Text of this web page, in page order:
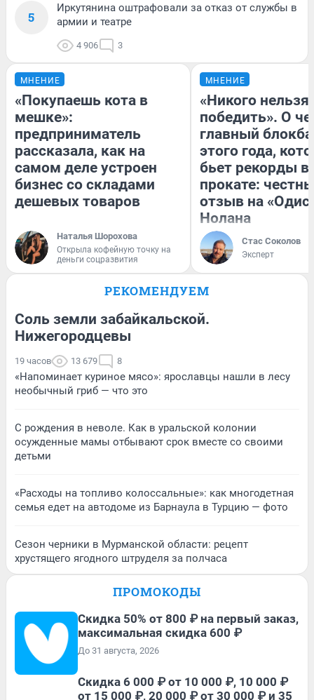
5
Иркутянина оштрафовали за отказ от службы в
армии и театре
4 906 3
МНЕНИЕ
«Покупаешь кота в
мешке»:
предприниматель
рассказала, как на
самом деле устроен
бизнес со складами
дешевых товаров
Наталья Шорохова
Открыла кофейную точку на
деньги соцразвития
МНЕНИЕ
«Никого нельзя
победить». О
главный
этого года,
бьет рекорды в
прокате:
отзыв на
Нолана
Стас Соколов
Эксперт
РЕКОМЕНДУЕМ
Соль земли забайкальской.
Нижегородцевы
19 часов 13 679 8
«Напоминает куриное мясо»: ярославцы нашли в лесу
необычный гриб — что это
С рождения в неволе. Как в уральской колонии
осужденные мамы отбывают срок вместе со своими
детьми
«Расходы на топливо колоссальные»: как многодетная
семья едет на автодоме из Барнаула в Турцию — фото
Сезон черники в Мурманской области: рецепт
хрустящего ягодного штруделя за полчаса
ПРОМОКОДЫ
Скидка 50% от 800 ₽ на первый заказ,
максимальная скидка 600 ₽
До 31 августа, 2026
Скидка 6 000 ₽ от 10 000 ₽, 10 000 ₽
от 15 000 ₽, 20 000 ₽ от 30 000 ₽ и 35